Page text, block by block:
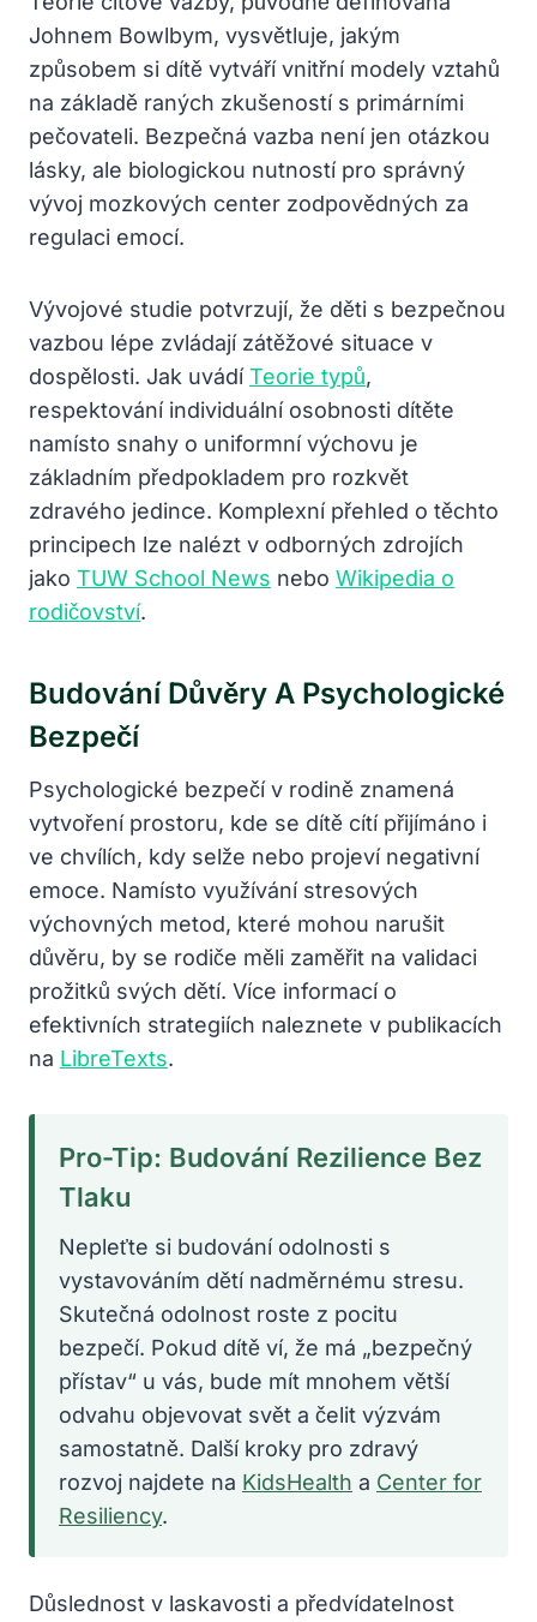
Johnem Bowlbym, vysvětluje, jakým
způsobem si dítě vytváří vnitřní modely vztahů
na základě raných zkušeností s primárními
pečovateli. Bezpečná vazba není jen otázkou
lásky, ale biologickou nutností pro správný
vývoj mozkových center zodpovědných za
regulaci emocí.
Vývojové studie potvrzují, že děti s bezpečnou
vazbou lépe zvládají zátěžové situace v
dospělosti. Jak uvádíTeorie typů,
respektování individuální osobnosti dítěte
namísto snahy o uniformní výchovu je
základním předpokladem pro rozkvět
zdravého jedince. Komplexní přehled o těchto
principech lze nalézt v odborných zdrojích
jako TUW School News nebo Wikipedia o
rodičovství.
Budování Důvěry A Psychologické
Bezpečí
Psychologické bezpečí v rodině znamená
vytvoření prostoru, kde se dítě cítí přijímáno i
ve chvílích, kdy selže nebo projeví negativní
emoce. Namísto využívání stresových
výchovných metod, které mohou narušit
důvěru, by se rodiče měli zaměřit na validaci
prožitků svých dětí. Více informací o
efektivních strategiích naleznete v publikacích
na LibreTexts.
Pro-Tip: Budování Rezilience Bez
Tlaku
Nepleťte si budování odolnosti s
vystavováním dětí nadměrnému stresu.
Skutečná odolnost roste z pocitu
bezpečí. Pokud dítě ví, že má „bezpečný
přístav“ u vás, bude mít mnohem větší
odvahu objevovat svět a čelit výzvám
samostatně. Další kroky pro zdravý
rozvoj najdete na KidsHealth a Center for
Resiliency.
Důslednost v laskavosti a předvídatelnost